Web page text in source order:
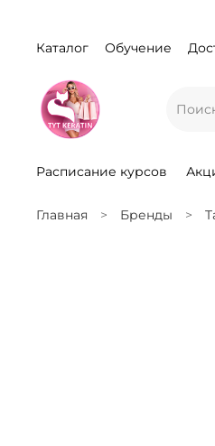
Каталог Обучение
Расписание курсов
Главная Бренды